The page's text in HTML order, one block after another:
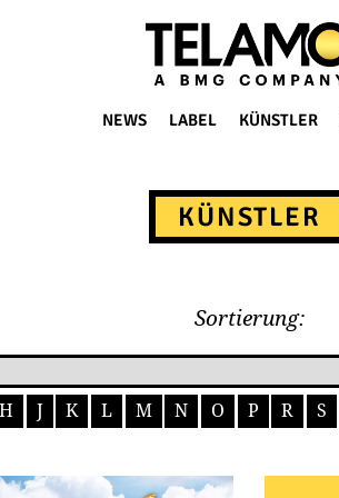
NEWS LABEL KÜNSTLER
KÜNSTLER
Sortierung:
H J K L M N O P R S